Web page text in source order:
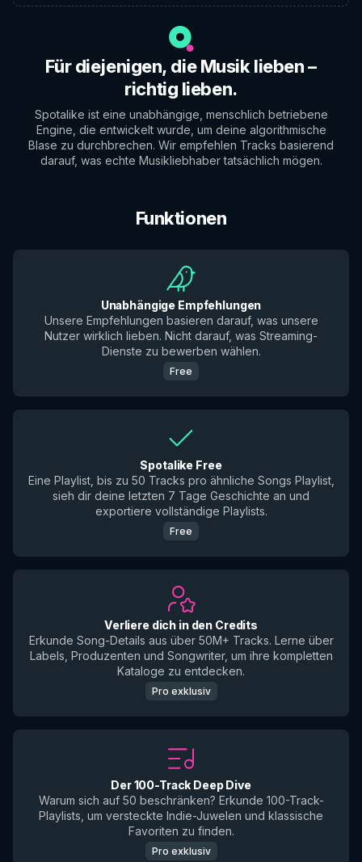
Für diejenigen, die Musik lieben –
richtig lieben.
Spotalike ist eine unabhängige, menschlich betriebene
Engine, die entwickelt wurde, um deine algorithmische
Blase zu durchbrechen. Wir empfehlen Tracks basierend
darauf, was echte Musikliebhaber tatsächlich mögen.
Funktionen
Unabhängige Empfehlungen
Unsere Empfehlungen basieren darauf, was unsere
Nutzer wirklich lieben. Nicht darauf, was Streaming-
Dienste zu bewerben wählen.
Free
Spotalike Free
Eine Playlist, bis zu 50 Tracks pro ähnliche Songs Playlist,
sieh dir deine letzten 7 Tage Geschichte an und
exportiere vollständige Playlists.
Free
Verliere dich in den Credits
Erkunde Song-Details aus über 50M+ Tracks. Lerne über
Labels, Produzenten und Songwriter, um ihre kompletten
Kataloge zu entdecken.
Pro exklusiv
Der 100-Track Deep Dive
Warum sich auf 50 beschränken? Erkunde 100-Track-
Playlists, um versteckte Indie-Juwelen und klassische
Favoriten zu finden.
Pro exklusiv